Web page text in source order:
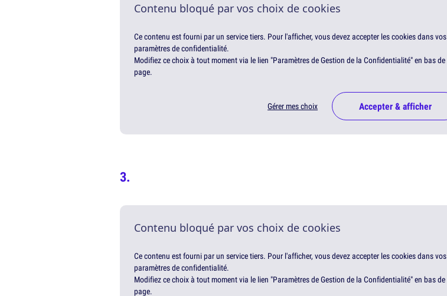
Contenu bloqué par vos choix de cookies
Ce contenu est fourni par un service tiers. Pour l'afficher, vous devez accepter les cookies dans vos
paramètres de confidentialité.
Modifiez ce choix à tout moment via le lien "Paramètres de Gestion de la Confidentialité" en bas de
page.
Gérer mes choix Accepter & afficher
Contenu bloqué par vos choix de cookies
Ce contenu est fourni par un service tiers. Pour l'afficher, vous devez accepter les cookies dans vos
paramètres de confidentialité.
Modifiez ce choix à tout moment via le lien "Paramètres de Gestion de la Confidentialité" en bas de
page.